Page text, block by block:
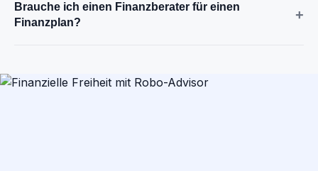
Brauche ich einen Finanzberater für einen
Finanzplan?
+